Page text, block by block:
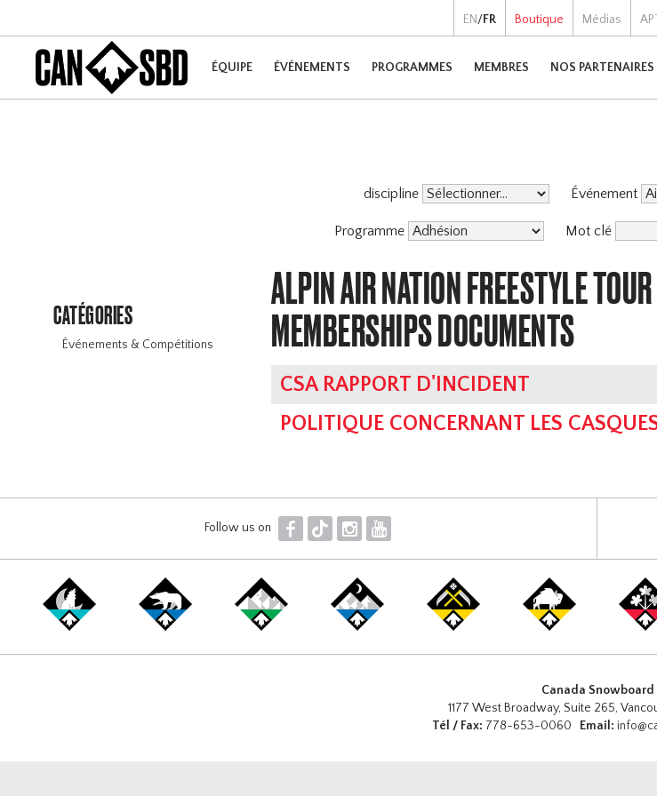
EN/FR Boutique Médias
ÉQUIPE ÉVÉNEMENTS PROGRAMMES MEMBRES NOS PARTENAIRES
CATÉGORIES
Événements & Compétitions
discipline Événement
Programme Mot clé
ALPIN AIR NATION FREESTYLE
MEMBERSHIPS DOCUMENTS
CSA RAPPORT D'INCIDENT
POLITIQUE CONCERNANT LES
Follow us on F T I Y
Canada Snowboard
1177 West Broadway, Suite 265,
Tél / Fax: 778-653-0060 Email: